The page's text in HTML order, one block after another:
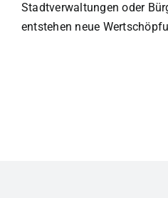
Stadtverwaltungen oder
entstehen neue